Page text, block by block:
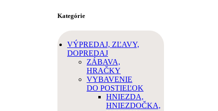
Kategórie
VÝPREDAJ, ZĽAVY,
DOPREDAJ
ZÁBAVA,
HRAČKY
VYBAVENIE
DO POSTIEĽOK
HNIEZDA,
HNIEZDOČKA,